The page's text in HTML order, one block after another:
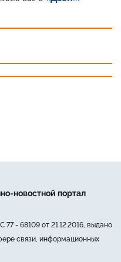
новостной портал
- 68109 от 21.12.2016, выдано
связи, информационных